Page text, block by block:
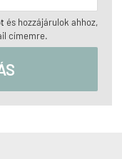
és hozzájárulok ahhoz,
címemre.